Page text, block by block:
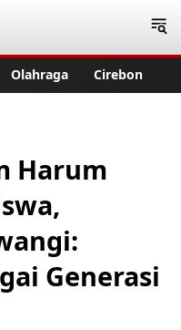
Olahraga Cirebon
Harum
Generasi